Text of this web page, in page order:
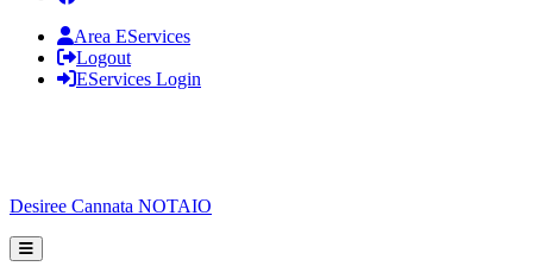
Area EServices
Logout
EServices Login
Desiree Cannata NOTAIO